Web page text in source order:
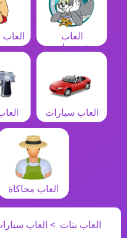
العاب
شخصيات
العاب سيارات
العاب محاكاة
العاب بنات العاب